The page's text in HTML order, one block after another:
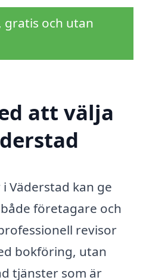
gratis och utan
att välja
Väderstad kan ge
företagare och
revisor
bokföring, utan
tjänster som är